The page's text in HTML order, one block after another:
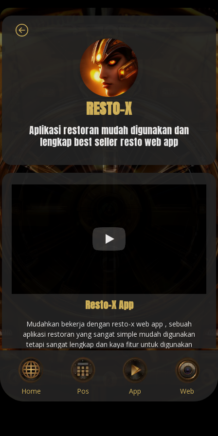
RESTO-X
Aplikasi restoran mudah digunakan dan
lengkap best seller resto web app
Play
Resto-X App
Mudahkan bekerja dengan resto-x web app , sebuah
aplikasi restoran yang sangat simple mudah digunakan
tetapi sangat lengkap dan kaya fitur untuk digunakan
kebutuhan owner dan admin dalam cek laporan secara
real time online, mendukung metode fastfood penjualan
langsung ataupun via pencatatan meja pelanggan dengan
kemampuan mencetak bill dan struk kasir hingga
Home Pos App Web